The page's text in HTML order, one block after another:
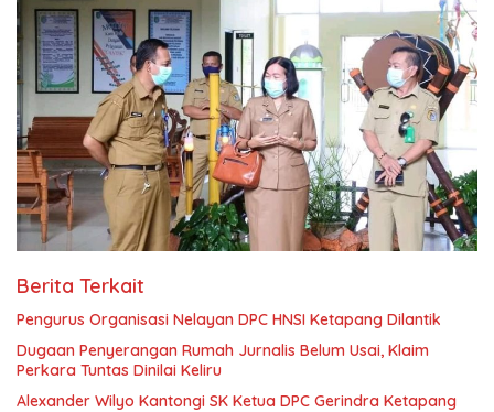
Berita Terkait
Pengurus Organisasi Nelayan DPC HNSI Ketapang Dilantik
Dugaan Penyerangan Rumah Jurnalis Belum Usai, Klaim
Perkara Tuntas Dinilai Keliru
Alexander Wilyo Kantongi SK Ketua DPC Gerindra Ketapang